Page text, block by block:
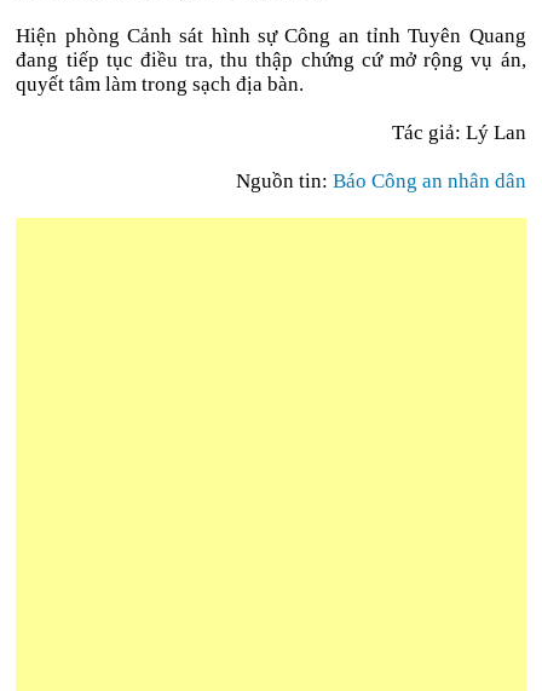
Hiện phòng Cảnh sát hình sự Công an tỉnh Tuyên Quang
đang tiếp tục điều tra, thu thập chứng cứ mở rộng vụ án,
quyết tâm làm trong sạch địa bàn.
Tác giả: Lý Lan
Nguồn tin: Báo Công an nhân dân